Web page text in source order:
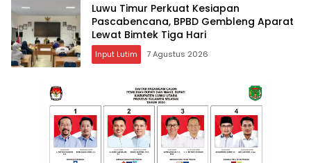
Luwu Timur Perkuat Kesiapan
Pascabencana, BPBD Gembleng Aparat
Lewat Bimtek Tiga Hari
Input Lutim 7 Agustus 2026